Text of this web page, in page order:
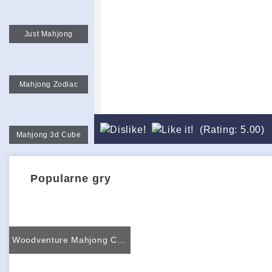
Just Mahjong
Mahjong Zodiac
Mahjong 3d Cube
(Rating: 5.00)
Popularne gry